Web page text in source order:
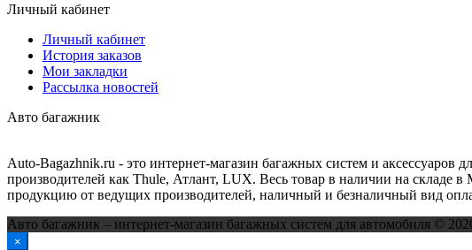
Личный кабинет
Личный кабинет
История заказов
Мои закладки
Рассылка новостей
Авто багажник
Auto-Bagazhnik.ru - это интернет-магазин багажных систем и
производителей как Thule, Атлант, LUX. Весь товар в наличии на складе
продукцию от ведущих производителей, наличный и безналичный вид
Авто багажник – интернет-магазин багажных систем для автомобиля ©
×